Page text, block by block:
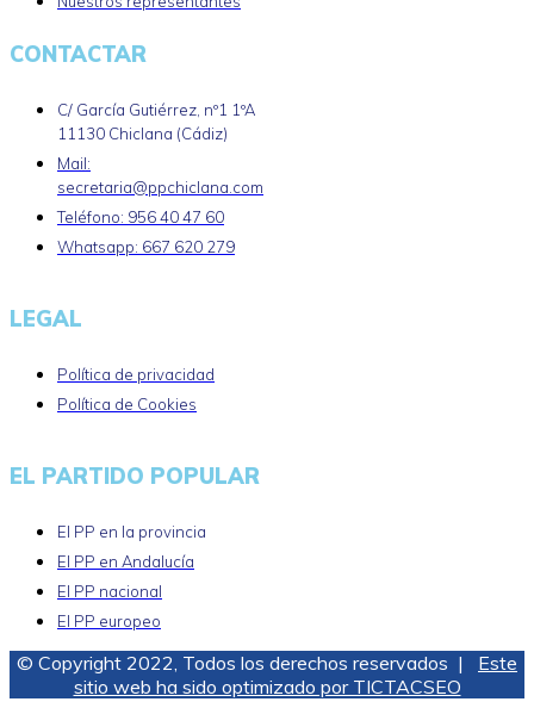
CONTACTAR
C/ García Gutiérrez, nº1 1ºA
11130 Chiclana (Cádiz)
Mail:
secretaria@ppchiclana.com
Teléfono: 956 40 47 60
Whatsapp: 667 620 279
LEGAL
Política de privacidad
Política de Cookies
EL PARTIDO POPULAR
El PP en la provincia
El PP en Andalucía
El PP nacional
El PP europeo
© Copyright 2022, Todos los derechos reservados | Este
sitio web ha sido optimizado por TICTACSEO